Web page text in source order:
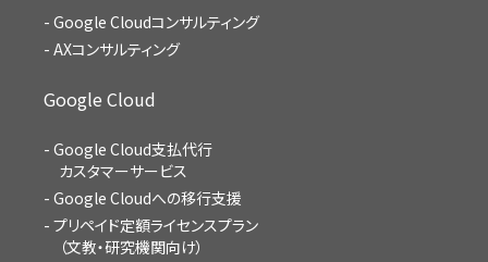
Google Cloudコンサルティング
AXコンサルティング
Google Cloud
Google Cloud支払代行
カスタマーサービス
Google Cloudへの移行支援
プリペイド定額ライセンスプラン
（文教・研究機関向け）